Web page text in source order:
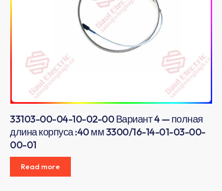
33103-00-04-10-02-00 Вариант 4 — полная
длина корпуса :40 мм 3300/16-14-01-03-00-
00-01
Read more